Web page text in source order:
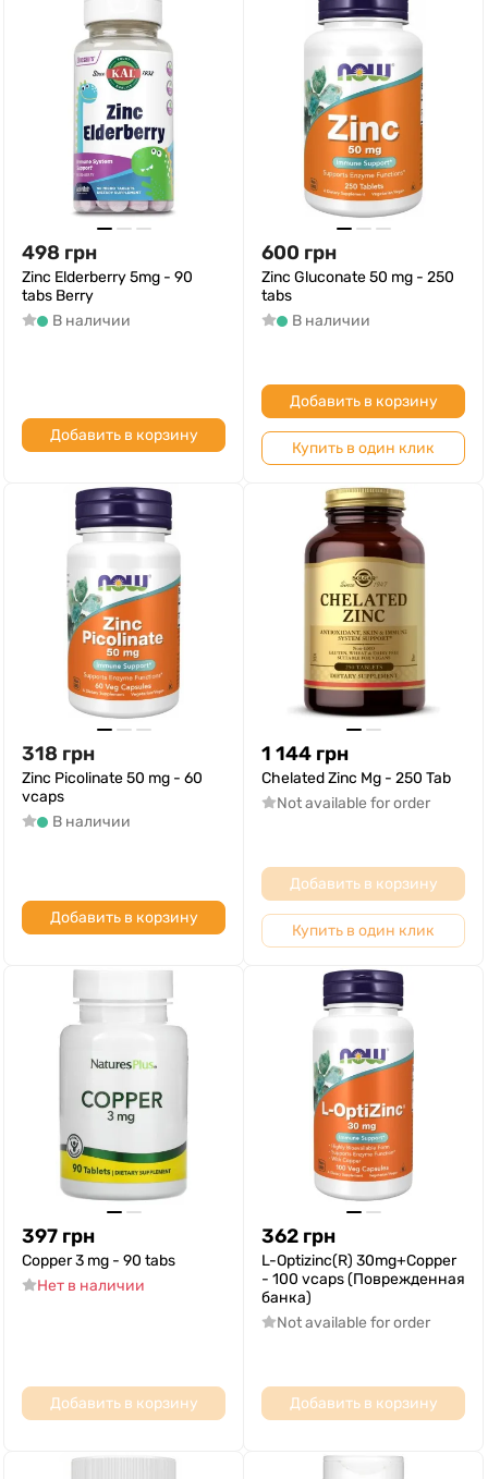
498 грн
Zinc Elderberry 5mg - 90
tabs Berry
В наличии
Добавить в корзину
600 грн
Zinc Gluconate 50 mg - 250
tabs
В наличии
Добавить в корзину
Купить в один клик
318 грн
Zinc Picolinate 50 mg - 60
vcaps
В наличии
Добавить в корзину
1 144 грн
Chelated Zinc Mg - 250 Tab
Not available for order
Добавить в корзину
Купить в один клик
397 грн
Copper 3 mg - 90 tabs
Нет в наличии
Добавить в корзину
362 грн
L-Optizinc(R) 30mg+Copper
- 100 vcaps (Поврежденная
банка)
Not available for order
Добавить в корзину